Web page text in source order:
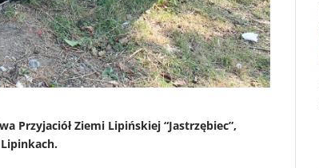
Przyjaciół Ziemi Lipińskiej “Jastrzębiec”,